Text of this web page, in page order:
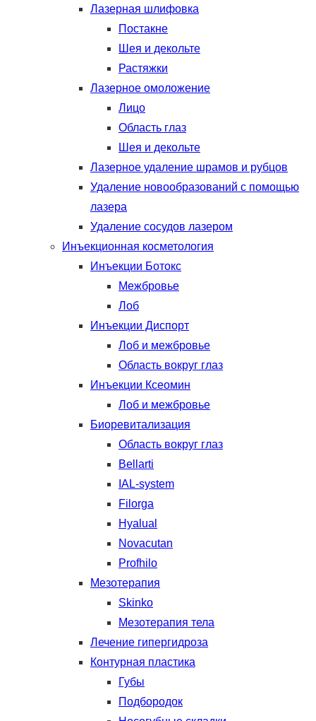
Лазерная шлифовка
Постакне
Шея и декольте
Растяжки
Лазерное омоложение
Лицо
Область глаз
Шея и декольте
Лазерное удаление шрамов и рубцов
Удаление новообразований с помощью
лазера
Удаление сосудов лазером
Инъекционная косметология
Инъекции Ботокс
Межбровье
Лоб
Инъекции Диспорт
Лоб и межбровье
Область вокруг глаз
Инъекции Ксеомин
Лоб и межбровье
Биоревитализация
Область вокруг глаз
Bellarti
IAL-system
Filorga
Hyalual
Novacutan
Profhilo
Мезотерапия
Skinko
Мезотерапия тела
Лечение гипергидроза
Контурная пластика
Губы
Подбородок